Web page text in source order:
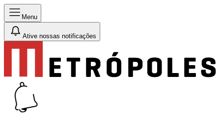
Menu
Ative nossas notificações